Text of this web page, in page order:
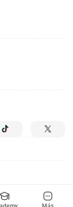
de Latinoamérica